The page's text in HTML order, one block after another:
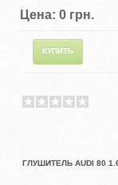
Цена:0 грн.
ГЛУШИТЕЛЬ AUDI 80